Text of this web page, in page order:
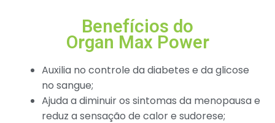
Benefícios do
Organ Max Power
Auxilia no controle da diabetes e da glicose
no sangue;
Ajuda a diminuir os sintomas da menopausa e
reduz a sensação de calor e sudorese;